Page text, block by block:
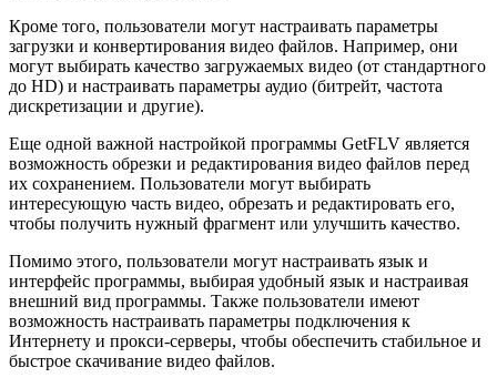
Кроме того, пользователи могут настраивать параметры
загрузки и конвертирования видео файлов. Например, они
могут выбирать качество загружаемых видео (от стандартного
до HD) и настраивать параметры аудио (битрейт, частота
дискретизации и другие).
Еще одной важной настройкой программы GetFLV является
возможность обрезки и редактирования видео файлов перед
их сохранением. Пользователи могут выбирать
интересующую часть видео, обрезать и редактировать его,
чтобы получить нужный фрагмент или улучшить качество.
Помимо этого, пользователи могут настраивать язык и
интерфейс программы, выбирая удобный язык и настраивая
внешний вид программы. Также пользователи имеют
возможность настраивать параметры подключения к
Интернету и прокси-серверы, чтобы обеспечить стабильное и
быстрое скачивание видео файлов.